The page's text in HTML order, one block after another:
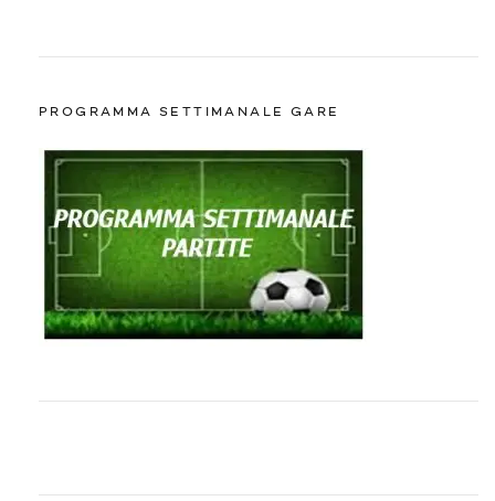
PROGRAMMA SETTIMANALE GARE